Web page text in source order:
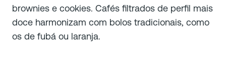
brownies e cookies. Cafés filtrados de perfil mais
doce harmonizam com bolos tradicionais, como
os de fubá ou laranja.